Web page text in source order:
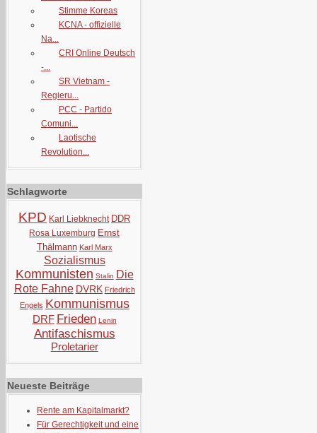
Stimme Koreas
KCNA - offizielle
Na...
CRI Online Deutsch
-...
SR Vietnam -
Regieru...
PCC - Partido
Comuni...
Laotische
Revolution...
Schlagworte
KPD Karl Liebknecht DDR
Rosa Luxemburg Ernst
Thälmann Karl Marx
Sozialismus
Kommunisten Stalin Die
Rote Fahne DVRK Friedrich
Engels Kommunismus
DRF Frieden Lenin
Antifaschismus
Proletarier
Neueste Beiträge
Rente am Kapitalmarkt?
Für Gerechtigkeit und eine